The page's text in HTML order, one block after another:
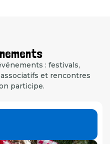
: festivals,
et rencontres
participe.